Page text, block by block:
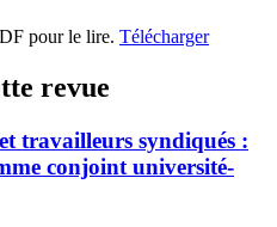
pour le lire. Télécharger
revue
travailleurs syndiqués :
conjoint université-